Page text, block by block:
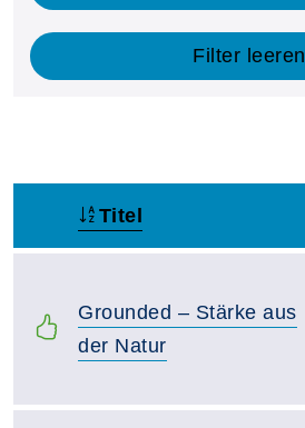
Filter leeren
Titel
Grounded – Stärke aus
der Natur